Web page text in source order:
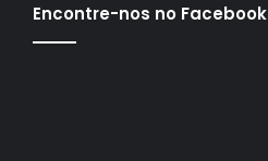
Encontre-nos no Facebook